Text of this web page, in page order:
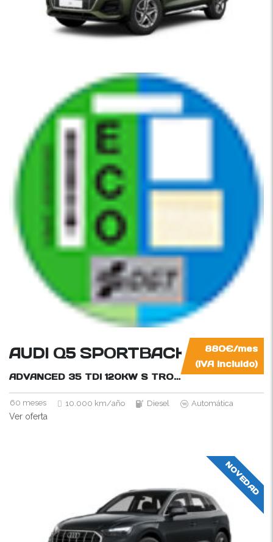
880€/mes
(IVA incluido)
AUDI Q5 SPORTBACK
ADVANCED 35 TDI 120KW S TRONIC 163CV
60 meses 10.000 km/año Diesel Automática
Ver oferta
NOVEDAD